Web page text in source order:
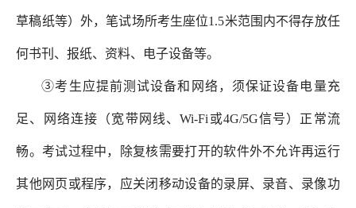
草稿纸等）外，笔试场所考生座位1.5米范围内不得存放任
何书刊、报纸、资料、电子设备等。
③考生应提前测试设备和网络，须保证设备电量充
足、网络连接（宽带网线、Wi-Fi或4G/5G信号）正常流
畅。考试过程中，除复核需要打开的软件外不允许再运行
其他网页或程序，应关闭移动设备的录屏、录音、录像功